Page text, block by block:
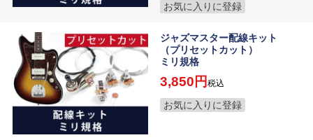
お気に入りに登録
ジャズマスター配線キット
（プリセットカット）
ミリ規格
3,850 税込
お気に入りに登録